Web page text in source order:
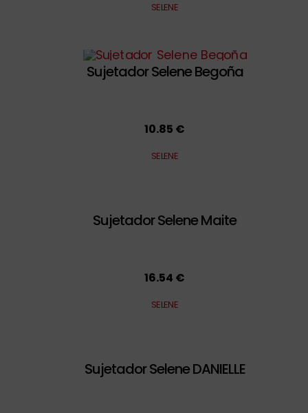
SELENE
Sujetador Selene Begoña
10.85 €
SELENE
Sujetador Selene Maite
16.54 €
SELENE
Sujetador Selene DANIELLE